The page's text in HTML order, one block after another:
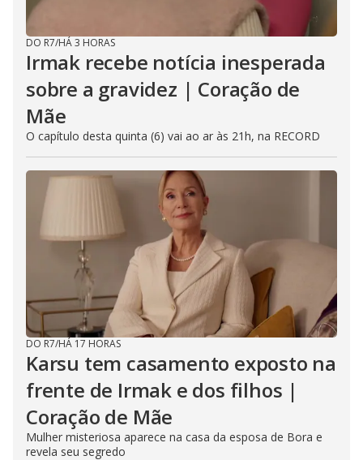
DO R7/HÁ 3 HORAS
Irmak recebe notícia inesperada
sobre a gravidez | Coração de
Mãe
O capítulo desta quinta (6) vai ao ar às 21h, na RECORD
DO R7/HÁ 17 HORAS
Karsu tem casamento exposto na
frente de Irmak e dos filhos |
Coração de Mãe
Mulher misteriosa aparece na casa da esposa de Bora e
revela seu segredo